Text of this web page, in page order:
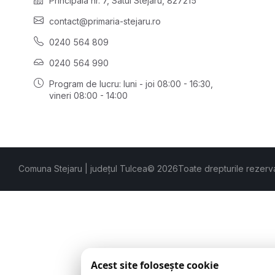
contact@primaria-stejaru.ro
0240 564 809
0240 564 990
Program de lucru: luni - joi 08:00 - 16:30,
vineri 08:00 - 14:00
Comuna Stejaru | județul Tulcea© 2026Toate drepturile
Acest site folosește cookie